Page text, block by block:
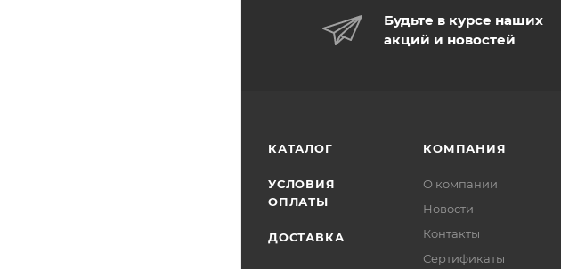
Будьте в курсе наших
акций и новостей
КАТАЛОГ
УСЛОВИЯ
ОПЛАТЫ
ДОСТАВКА
КОМПАНИЯ
О компании
Новости
Контакты
Сертификаты